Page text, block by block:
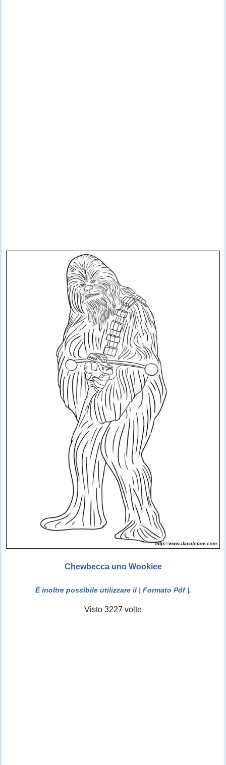
Chewbecca uno Wookiee
È inoltre possibile utilizzare il | Formato Pdf |.
Visto 3227 volte